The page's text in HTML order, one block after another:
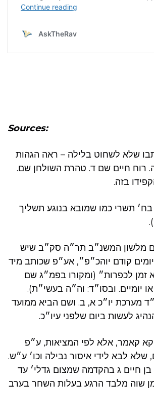
Sources:
שלא לשחוט בלילה – ראה הגהות
רוח חיים שם ד. טהרת השולחן שם.
בזה.
בח׳ תשרי כמו שמובא בנוגע תשליך
מלשון המשנ״ב תר״ה סק״ב שיש
קודם יוהכ״פ״, אע״פ שכותב מיד
זמן לכפרות״ (ומקורו בפמ״ג שם
יומיים. ובסו״ד: וה״ה בעשי״ת).
מערכת יו״כ א, ב. ושם הביא ממועד
לעשות ביום שלפני עיו״כ.
קאמר, אלא לפי המציאות, ע״פ
לבא לידי איסור נבילה וכו׳ ע״ש.
בן חיים ג בהקדמה שמצום גדלי׳ עד
שוה מלבד הרגע בעלות השחר בערב